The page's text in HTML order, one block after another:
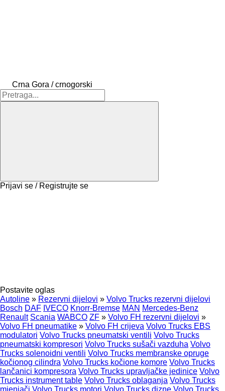
Crna Gora / crnogorski
Prijavi se / Registrujte se
Postavite oglas
Autoline » Rezervni dijelovi » Volvo Trucks rezervni dijelovi
Bosch DAF IVECO Knorr-Bremse MAN Mercedes-Benz
Renault Scania WABCO ZF » Volvo FH rezervni dijelovi »
Volvo FH pneumatikе » Volvo FH crijeva Volvo Trucks EBS
modulatori Volvo Trucks pneumatski ventili Volvo Trucks
pneumatski kompresori Volvo Trucks sušači vazduha Volvo
Trucks solenoidni ventili Volvo Trucks membranske opruge
kočionog cilindra Volvo Trucks kočione komore Volvo Trucks
lančanici kompresora Volvo Trucks upravljačke jedinice Volvo
Trucks instrument table Volvo Trucks oblaganja Volvo Trucks
mjenjači Volvo Trucks motori Volvo Trucks dizne Volvo Trucks